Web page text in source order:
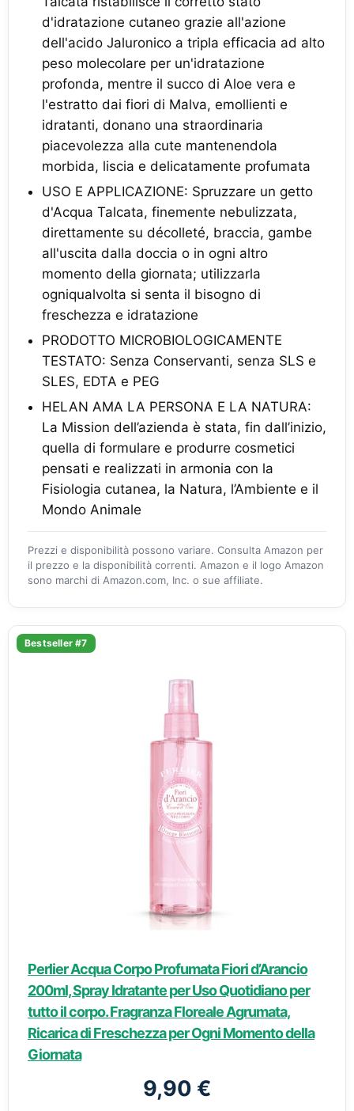
d'idratazione cutaneo grazie all'azione
dell'acido Jaluronico a tripla efficacia ad alto
peso molecolare per un'idratazione
profonda, mentre il succo di Aloe vera e
l'estratto dai fiori di Malva, emollienti e
idratanti, donano una straordinaria
piacevolezza alla cute mantenendola
morbida, liscia e delicatamente profumata
USO E APPLICAZIONE: Spruzzare un getto
d'Acqua Talcata, finemente nebulizzata,
direttamente su décolleté, braccia, gambe
all'uscita dalla doccia o in ogni altro
momento della giornata; utilizzarla
ogniqualvolta si senta il bisogno di
freschezza e idratazione
PRODOTTO MICROBIOLOGICAMENTE
TESTATO: Senza Conservanti, senza SLS e
SLES, EDTA e PEG
HELAN AMA LA PERSONA E LA NATURA:
La Mission dell’azienda è stata, fin dall’inizio,
quella di formulare e produrre cosmetici
pensati e realizzati in armonia con la
Fisiologia cutanea, la Natura, l’Ambiente e il
Mondo Animale
Prezzi e disponibilità possono variare. Consulta Amazon per
il prezzo e la disponibilità correnti. Amazon e il logo Amazon
sono marchi di Amazon.com, Inc. o sue affiliate.
Bestseller #7
Perlier Acqua Corpo Profumata Fiori d’Arancio
200ml, Spray Idratante per Uso Quotidiano per
tutto il corpo. Fragranza Floreale Agrumata,
Ricarica di Freschezza per Ogni Momento della
Giornata
9,90 €